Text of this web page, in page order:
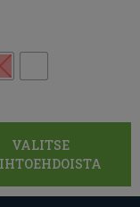
VALITSE